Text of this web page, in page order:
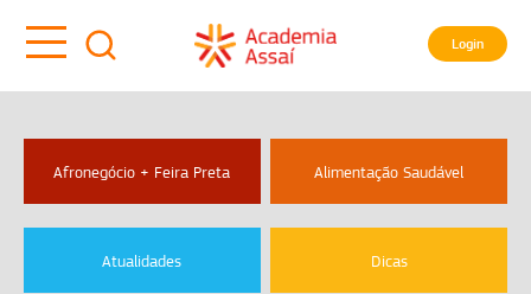
Login
Afronegócio + Feira Preta Alimentação Saudável
Atualidades Dicas